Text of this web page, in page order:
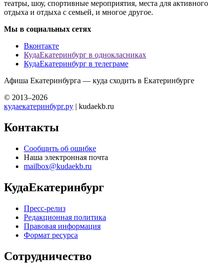
театры, шоу, спортивные мероприятия, места для активного
отдыха и отдыха с семьей, и многое другое.
Мы в социальных сетях
Вконтакте
КудаЕкатеринбург в однокласниках
КудаЕкатеринбург в телеграме
Афиша Екатеринбурга — куда сходить в Екатеринбурге
© 2013–2026
кудаекатеринбург.ру | kudaekb.ru
Контакты
Сообщить об ошибке
Наша электронная почта
mailbox@kudaekb.ru
КудаЕкатеринбург
Пресс-релиз
Редакционная политика
Правовая информация
Формат ресурса
Сотрудничество